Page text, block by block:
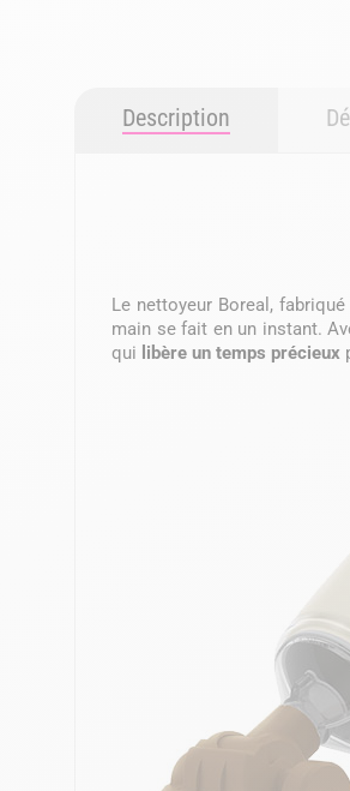
Description
Le nettoyeur Boreal,
main se fait en un instant.
qui libère un temps précieux